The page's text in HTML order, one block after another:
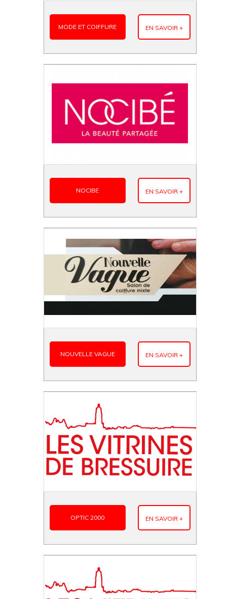
MODE ET COIFFURE EN SAVOIR +
NOCIBE EN SAVOIR +
NOUVELLE VAGUE EN SAVOIR +
OPTIC 2000 EN SAVOIR +